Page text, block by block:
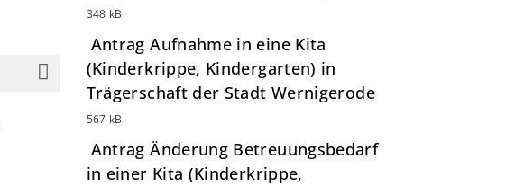
348 kB
Antrag Aufnahme in eine Kita
(Kinderkrippe, Kindergarten) in
Trägerschaft der Stadt Wernigerode
567 kB
Antrag Änderung Betreuungsbedarf
in einer Kita (Kinderkrippe,